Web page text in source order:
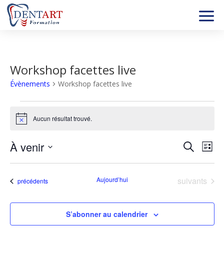
Workshop facettes live
Évènements Workshop facettes live
Évènements
Notice Aucun résultat trouvé.
et
de
Recherche
de
Liste
À venir
date.Évènements
précédents Aujourd’hui Évènements
suivants
S’abonner au calendrier